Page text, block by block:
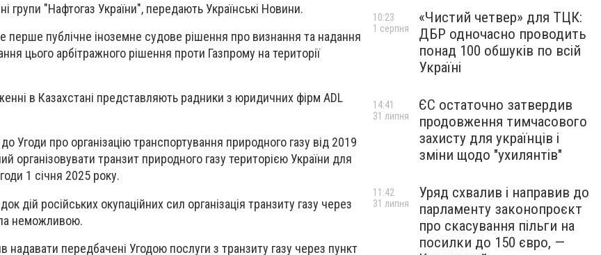
групи "Нафтогаз України", передають Українські Новини.
перше публічне іноземне судове рішення про визнання та надання
цього арбітражного рішення проти Газпрому на території
в Казахстані представляють радники з юридичних фірм ADL
Угоди про організацію транспортування природного газу від 2019
організовувати транзит природного газу територією України для
1 січня 2025 року.
дій російських окупаційних сил організація транзиту газу через
неможливою.
передбачені Угодою послуги з транзиту газу через пункт
«Чистий четвер» для ТЦК:
ДБР одночасно проводить
понад 100 обшуків по всій
Україні
10:23
1 серпня
ЄС остаточно затвердив
продовження тимчасового
захисту для українців і
зміни щодо "ухилянтів"
14:41
31 липня
Уряд схвалив і направив до
парламенту законопроєкт
про скасування пільги на
посилки до 150 євро, —
11:42
31 липня